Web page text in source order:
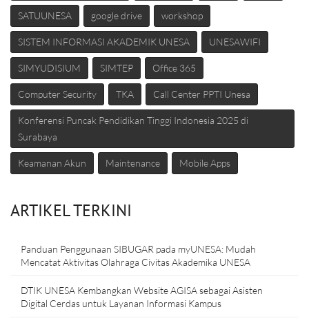
SATUUNESA google drive workshop
SISTEM INFORMASI AKADEMIK UNESA UNESAWIFI
SIMYUDISIUM SIMTEP Office 365
Computer Security TKA Call Center PPTI Unesa
Konferensi Puncak Pendidikan Tinggi Indonesia 2025 di
Surabaya
Keamanan Akun Maintenance Mobile Apps
ARTIKEL TERKINI
Panduan Penggunaan SIBUGAR pada myUNESA: Mudah
Mencatat Aktivitas Olahraga Civitas Akademika UNESA
DTIK UNESA Kembangkan Website AGISA sebagai Asisten
Digital Cerdas untuk Layanan Informasi Kampus